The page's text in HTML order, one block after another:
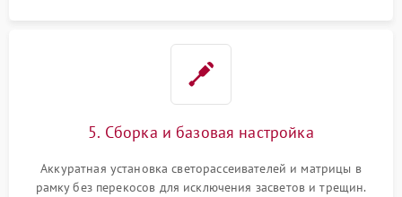
5. Сборка и базовая настройка
Аккуратная установка светорассеивателей и матрицы в
рамку без перекосов для исключения засветов и трещин.